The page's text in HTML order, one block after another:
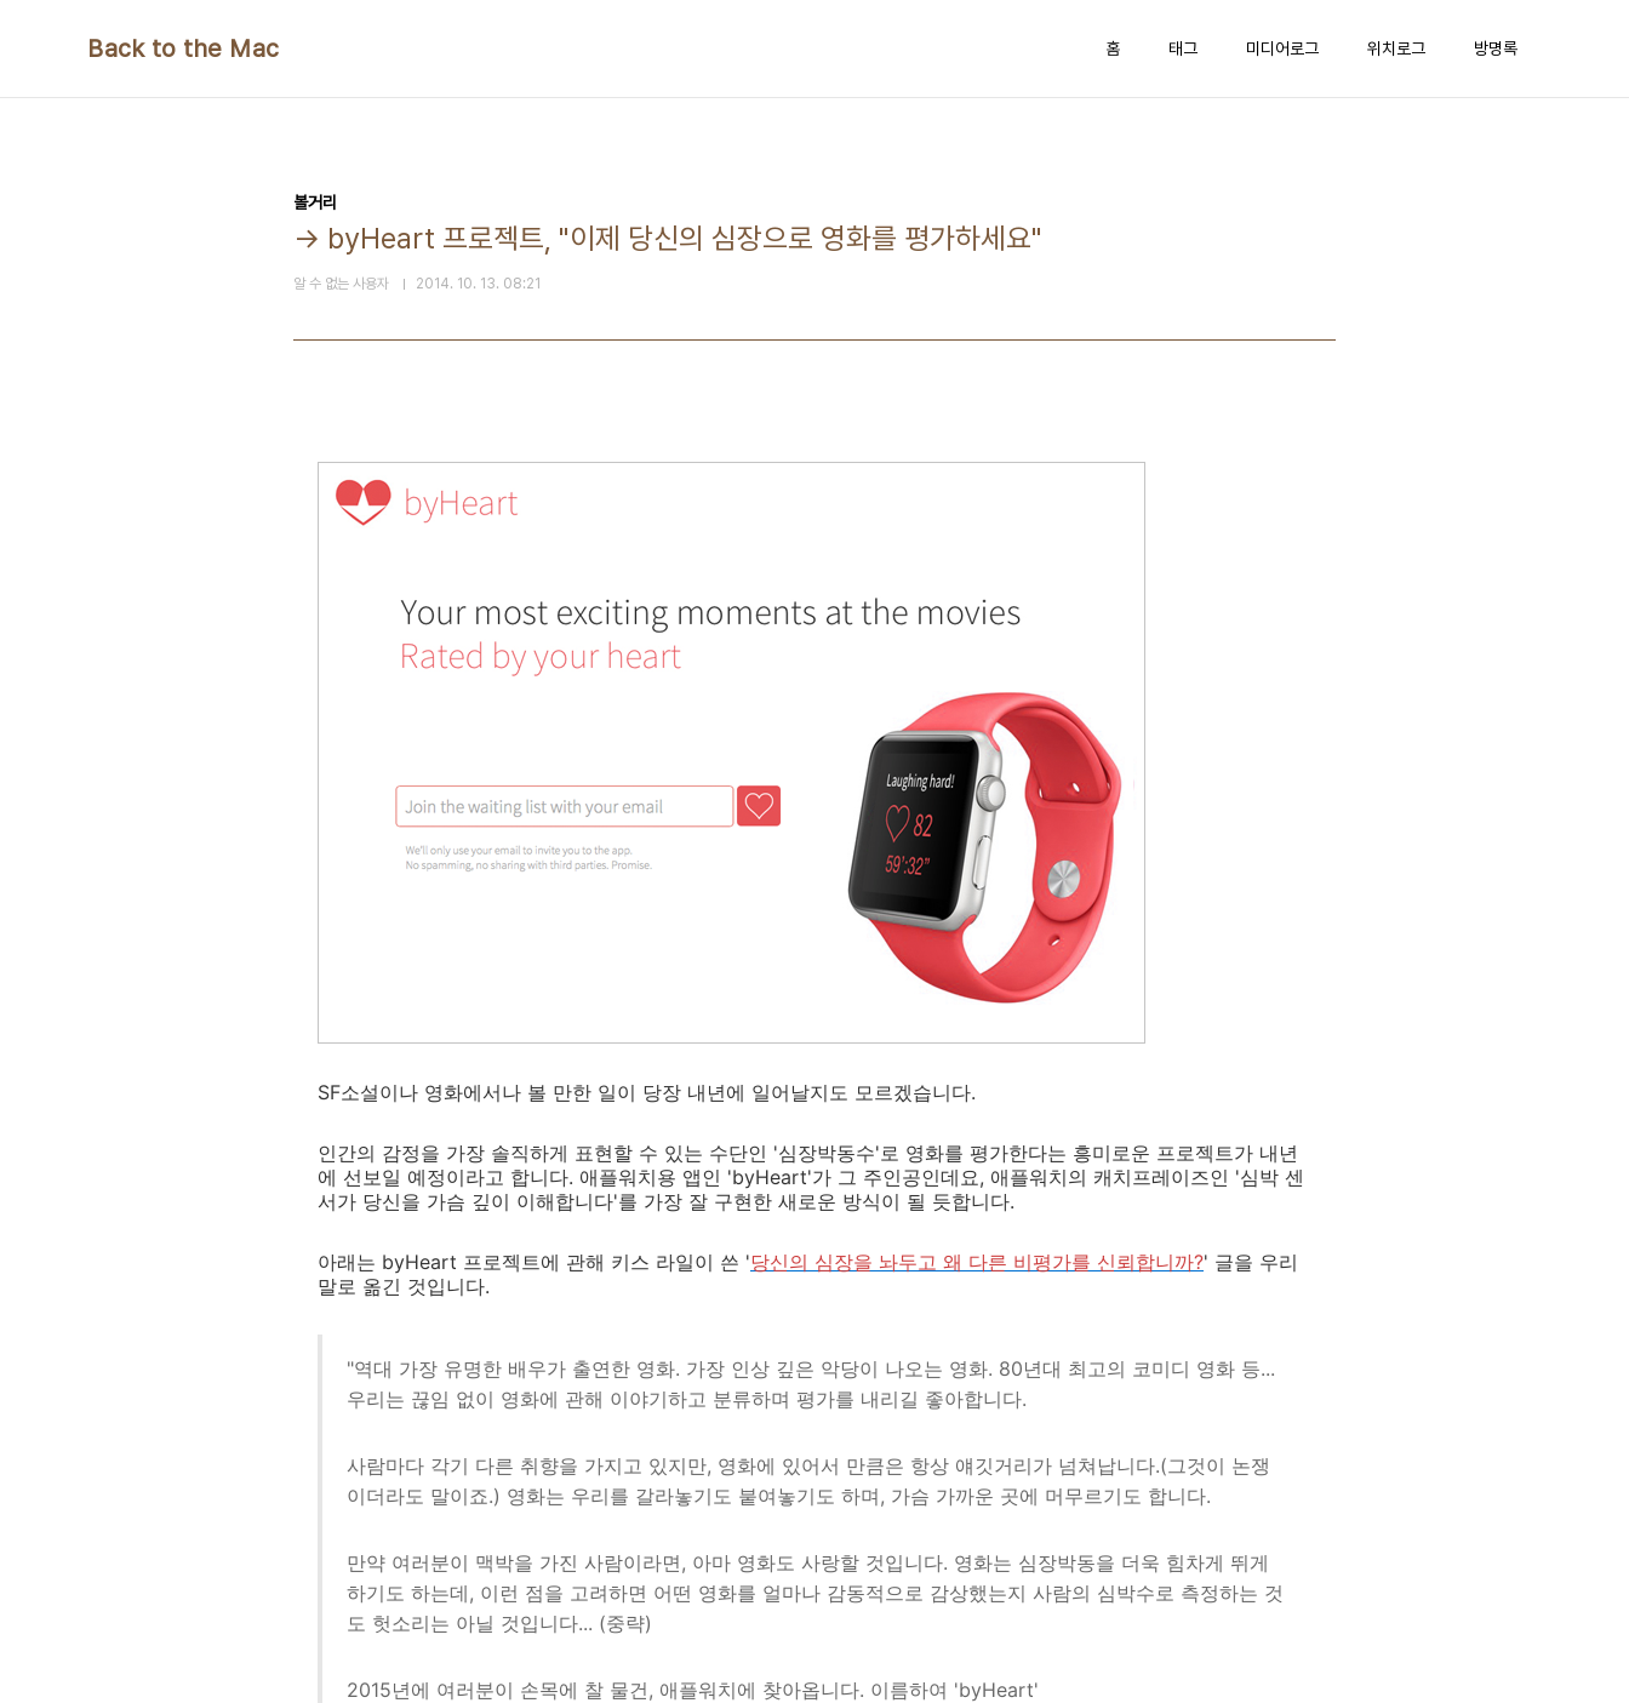
Back to the Mac 홈 태그 미디어로그 위치로그 방명록
볼거리
→ byHeart 프로젝트, "이제 당신의 심장으로 영화를 평가하세요"
알 수 없는 사용자 2014. 10. 13. 08:21
SF소설이나 영화에서나 볼 만한 일이 당장 내년에 일어날지도 모르겠습니다.
인간의 감정을 가장 솔직하게 표현할 수 있는 수단인 '심장박동수'로 영화를 평가한다는 흥미로운 프로젝트가 내년
에 선보일 예정이라고 합니다. 애플워치용 앱인 'byHeart'가 그 주인공인데요, 애플워치의 캐치프레이즈인 '심박 센
서가 당신을 가슴 깊이 이해합니다'를 가장 잘 구현한 새로운 방식이 될 듯합니다.
아래는 byHeart 프로젝트에 관해 키스 라일이 쓴 '당신의 심장을 놔두고 왜 다른 비평가를 신뢰합니까?' 글을 우리
말로 옮긴 것입니다.
"역대 가장 유명한 배우가 출연한 영화. 가장 인상 깊은 악당이 나오는 영화. 80년대 최고의 코미디 영화 등...
우리는 끊임 없이 영화에 관해 이야기하고 분류하며 평가를 내리길 좋아합니다.
사람마다 각기 다른 취향을 가지고 있지만, 영화에 있어서 만큼은 항상 얘깃거리가 넘쳐납니다.(그것이 논쟁
이더라도 말이죠.) 영화는 우리를 갈라놓기도 붙여놓기도 하며, 가슴 가까운 곳에 머무르기도 합니다.
만약 여러분이 맥박을 가진 사람이라면, 아마 영화도 사랑할 것입니다. 영화는 심장박동을 더욱 힘차게 뛰게
하기도 하는데, 이런 점을 고려하면 어떤 영화를 얼마나 감동적으로 감상했는지 사람의 심박수로 측정하는 것
도 헛소리는 아닐 것입니다... (중략)
2015년에 여러분이 손목에 찰 물건, 애플워치에 찾아옵니다. 이름하여 'byHeart'